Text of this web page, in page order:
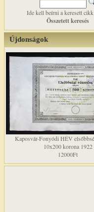
Ide kell beírni a keresett
Összetett keresés
Újdonságok
Kaposvár-Fonyódi HÉV
10x200 korona 1922
12000Ft